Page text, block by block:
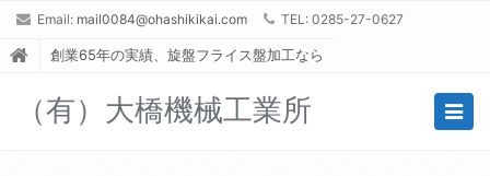
Email: mail0084@ohashikikai.com TEL: 0285-27-0627
創業65年の実績、旋盤フライス盤加工なら
（有）大橋機械工業所